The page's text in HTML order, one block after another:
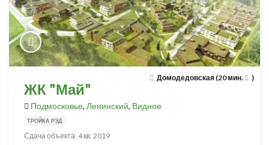
Домодедовская (20 мин. )
ЖК "Май"
Подмосковье, Ленинский, Видное
ТРОЙКА РЭД
Сдача объекта: 4 кв. 2019